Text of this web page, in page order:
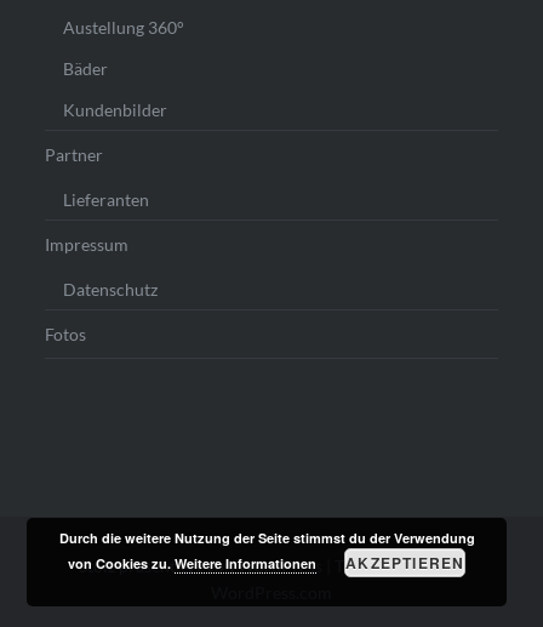
Austellung 360°
Bäder
Kundenbilder
Partner
Lieferanten
Impressum
Datenschutz
Fotos
Stolz präsentiert von WordPress
Theme: Dyad von
Durch die weitere Nutzung der Seite stimmst du der Verwendung
von Cookies zu.Weitere Informationen AKZEPTIEREN